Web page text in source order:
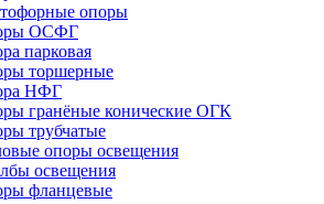
опоры
ОСФГ
парковая
торшерные
НФГ
гранёные конические ОГК
трубчатые
опоры освещения
освещения
фланцевые